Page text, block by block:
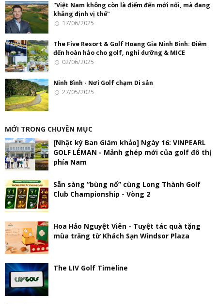
"Việt Nam không còn là điểm đến mới nổi, mà đang
khẳng định vị thế"
17/06/2025
The Five Resort & Golf Hoang Gia Ninh Binh: Điểm
đến hoàn hảo cho golf, nghỉ dưỡng & MICE
02/06/2025
Ninh Bình - Nơi Golf chạm Di sản
27/05/2025
MỚI TRONG CHUYÊN MỤC
[Nhật ký Ban Giám khảo] Ngày 16: VINPEARL
GOLF LÉMAN - Mảnh ghép mới của golf đô thị
phía Nam
Sẵn sàng “bùng nổ” cùng Long Thành Golf
Club Championship - Vòng 2
Hoa Hảo Nguyệt Viên - Tuyệt tác quà tặng
mùa trăng từ Khách Sạn Windsor Plaza
The LIV Golf Timeline